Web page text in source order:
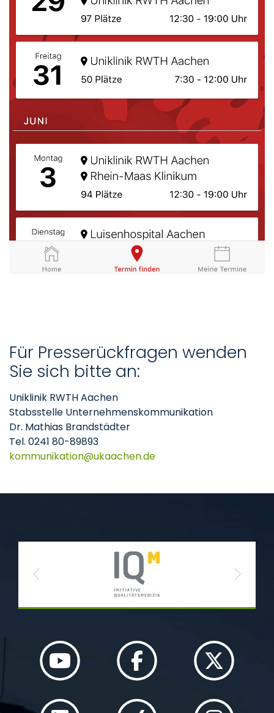
Für Presserückfragen wenden
Sie sich bitte an:
Uniklinik RWTH Aachen
Stabsstelle Unternehmenskommunikation
Dr. Mathias Brandstädter
Tel. 0241 80-89893
kommunikation
ukaachende
Previous Next